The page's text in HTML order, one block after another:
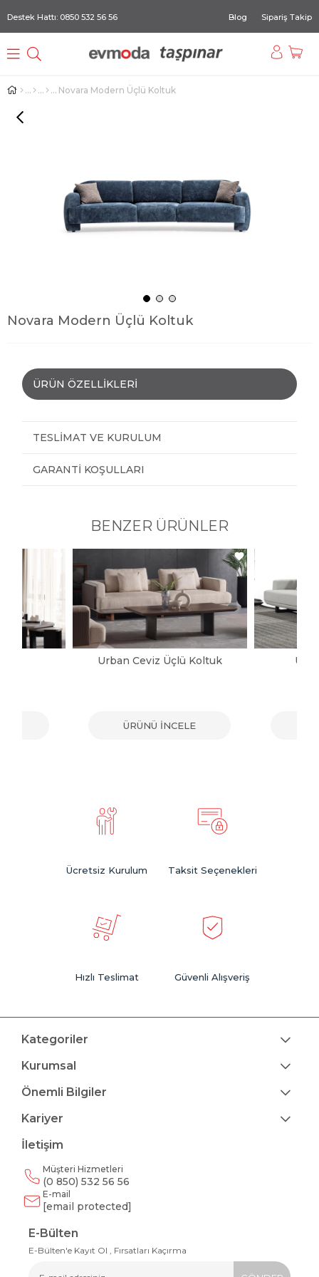
Destek Hattı: 0850 532 56 56 Blog Sipariş Takip
Novara Modern Üçlü Koltuk
Novara Modern Üçlü Koltuk
ÜRÜN ÖZELLIKLERI
TESLIMAT VE KURULUM
GARANTI KOŞULLARI
BENZER ÜRÜNLER
Urban Ceviz Üçlü Koltuk
ÜRÜNÜ İNCELE
Ücretsiz Kurulum Taksit Seçenekleri
Hızlı Teslimat Güvenli Alışveriş
Kategoriler
Kurumsal
Önemli Bilgiler
Kariyer
İletişim
Müşteri Hizmetleri
(0 850) 532 56 56
E-mail
[email protected]
E-Bülten
E-Bülten'e Kayıt Ol , Fırsatları Kaçırma